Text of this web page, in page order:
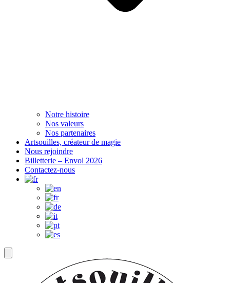
Notre histoire
Nos valeurs
Nos partenaires
Artsouilles, créateur de magie
Nous rejoindre
Billetterie – Envol 2026
Contactez-nous